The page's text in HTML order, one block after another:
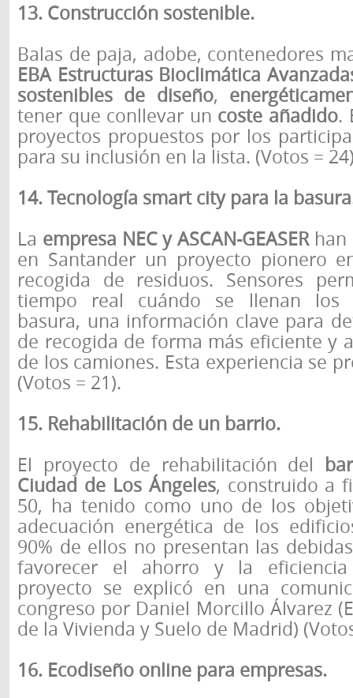
13. Construcción sostenible.
Balas de paja, adobe, contenedores
EBA Estructuras Bioclimática
sostenibles de diseño,
tener que conllevar un coste añadido.
proyectos propuestos por los
para su inclusión en la lista. (Votos =
14. Tecnología smart city para la
La empresa NEC y ASCAN-GEASERhan
en Santander un proyecto pionero
recogida de residuos. Sensores
tiempo real cuándo se llenan los
basura, una información clave para
de recogida de forma más eficiente y
de los camiones. Esta experiencia se
(Votos = 21).
15. Rehabilitación de un barrio.
El proyecto de rehabilitación del
Ciudad de Los Ángeles, construido a
50, ha tenido como uno de los
adecuación energética de los
90% de ellos no presentan las
favorecer el ahorro y la eficiencia
proyecto se explicó en una
congreso por Daniel Morcillo Álvarez
de la Vivienda y Suelo de Madrid)
16. Ecodiseño online para empresas.